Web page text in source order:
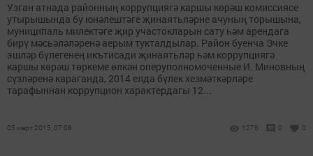
Узган атнада районның коррупциягә каршы көрәш комиссиясе
утырышында бу юнәлештәге җинаятьләрне ачуның торышына,
муниципаль милектәге җир участокларын сату һәм арендага
бирү мәсьәләләренә аерым тукталдылар. Район буенча Эчке
эшләр бүлегенең икътисади җинаятьләр һәм коррупциягә
каршы көрәш төркеме өлкән оперуполномоченные И. Миновның
сүзләренә караганда, 2014 елда бүлек хезмәткәрләре
тарафыннан коррупцион характердагы 12...
05 март 2015, 07:08 1276 0 0